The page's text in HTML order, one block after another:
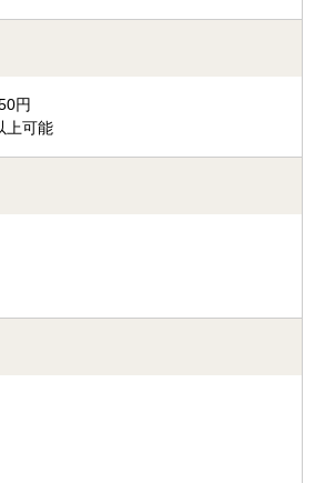
円
上可能